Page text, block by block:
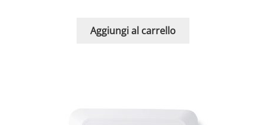
Aggiungi al carrello